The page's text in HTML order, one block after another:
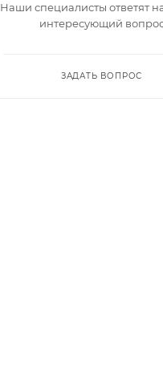
Наши специалисты ответят
интересующий
ЗАДАТЬ ВОПРОС